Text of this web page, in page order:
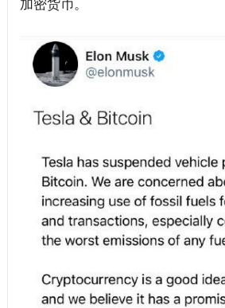
加密货币。